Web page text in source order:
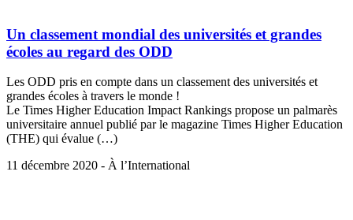
Un classement mondial des universités et grandes
écoles au regard des ODD
Les ODD pris en compte dans un classement des universités et
grandes écoles à travers le monde !
Le Times Higher Education Impact Rankings propose un palmarès
universitaire annuel publié par le magazine Times Higher Education
(THE) qui évalue (…)
11 décembre 2020 - À l’International